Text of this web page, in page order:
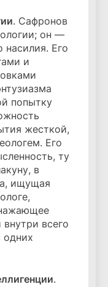
. Сафронов
он —
насилия. Его
и
попытку
жесткой,
Его
ту
в
ищущая
всего
одних
.